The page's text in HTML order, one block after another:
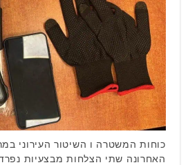
כוחות המשטרה ו השיטור העירוני
האחרונה שתי הצלחות מבצעיות